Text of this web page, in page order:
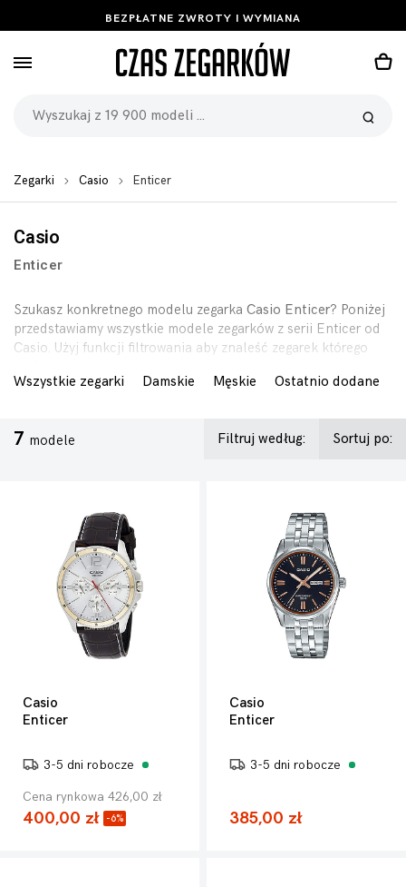
BEZPŁATNE ZWROTY I WYMIANA
Zegarki Casio Enticer
Casio
Enticer
Szukasz konkretnego modelu zegarka Casio Enticer? Poniżej
przedstawiamy wszystkie modele zegarków z serii Enticer od
Casio. Użyj funkcji filtrowania aby znaleść zegarek którego
Wszystkie zegarki
Damskie Męskie Ostatnio dodane
7 modele Sortuj po:
Filtruj według:
Casio
Enticer
3-5 dni robocze
Cena rynkowa 426,00 zł
400,00 zł -6%
Casio
Enticer
3-5 dni robocze
385,00 zł